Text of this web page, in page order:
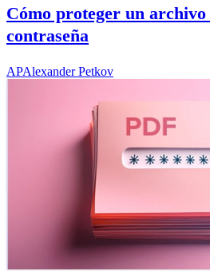
Cómo proteger un archivo
contraseña
APAlexander Petkov